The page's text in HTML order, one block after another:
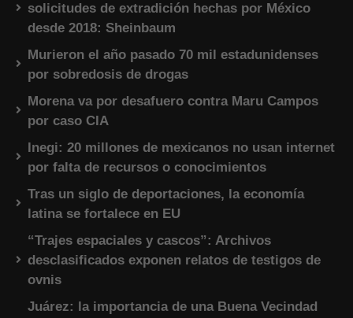
solicitudes de extradición hechas por México
desde 2018: Sheinbaum
Murieron el año pasado 70 mil estadunidenses
por sobredosis de drogas
Morena va por desafuero contra Maru Campos
por caso CIA
Inegi: 20 millones de mexicanos no usan internet
por falta de recursos o conocimientos
Tras un siglo de deportaciones, la economía
latina se fortalece en EU
“Trajes espaciales y cascos”: Archivos
desclasificados exponen relatos de testigos de
ovnis
Juárez: la importancia de una Buena Vecindad